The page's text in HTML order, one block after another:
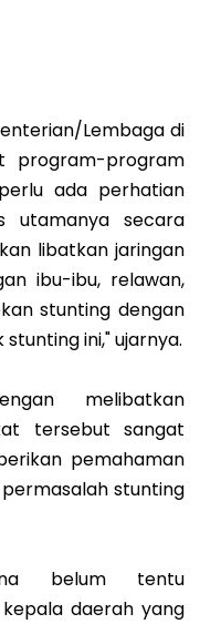
Lembaga di
program-program
ada perhatian
utamanya secara
libatkan jaringan
ibu-ibu, relawan,
stunting dengan
ini," ujarnya.
melibatkan
tersebut sangat
pemahaman
stunting
belum tentu
daerah yang